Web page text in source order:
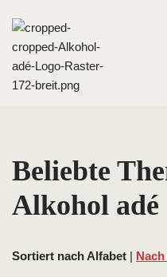
Zum
Inhalt
springen
Beliebte
Alkohol adé
Sortiert nach Alfabet |